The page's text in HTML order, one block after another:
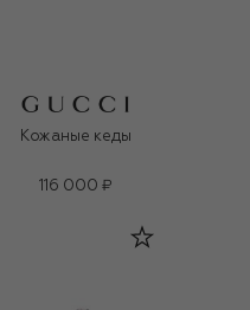
Кожаные кеды
116 000 ₽